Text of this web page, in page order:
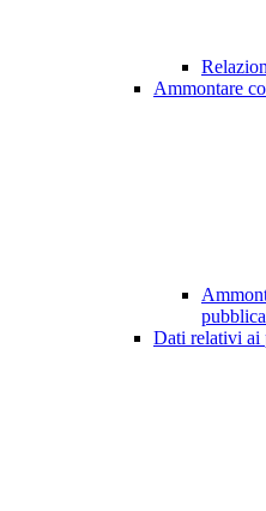
Ammontare
Dati relativi ai